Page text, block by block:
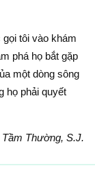
tôi vào khám
phá họ bắt gặp
một dòng sông
họ phải quyết
Thường, S.J.